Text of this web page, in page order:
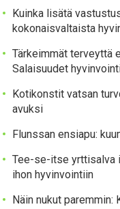
Kuinka lisätä
kokonaisvaltaista
Tärkeimmät terveyttä
Salaisuudet
Kotikonstit vatsan
avuksi
Flunssan ensiapu:
Tee-se-itse yrttisalva
ihon hyvinvointiin
Näin nukut